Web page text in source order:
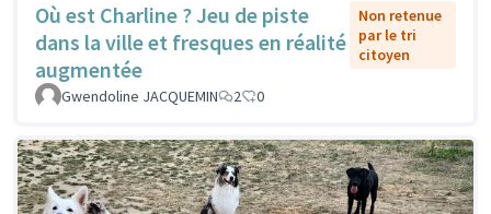
Où est Charline ? Jeu de piste
dans la ville et fresques en réalité
augmentée
Non retenue
par le tri
citoyen
Gwendoline JACQUEMIN 2 0